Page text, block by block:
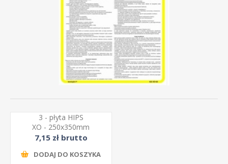
3 - płyta HIPS
XO - 250x350mm
7,15 zł brutto
DODAJ DO KOSZYKA